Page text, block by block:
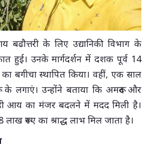
बढौत्तरी के लिए उद्यानिकी विभाग के
हुई। उनके मार्गदर्शन में दशक पूर्व 14
बगीचा स्थापित किया। वहीं, एक साल
के लगाएं। उन्होंने बताया कि अमरूद और
आय का मंजर बदलने में मदद मिली है।
रूपए का श्राद्ध लाभ मिल जाता है।